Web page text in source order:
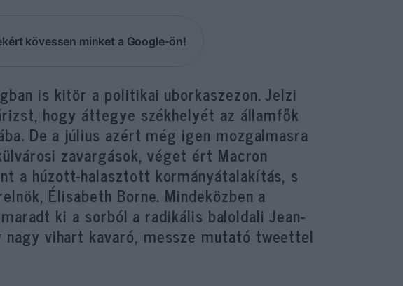
kövessen minket a Google-ön!
is kitör a politikai uborkaszezon. Jelzi
hogy áttegye székhelyét az államfők
De a július azért még igen mozgalmasra
zavargások, véget ért Macron
a húzott-halasztott kormányátalakítás, s
Élisabeth Borne. Mindeközben a
ki a sorból a radikális baloldali Jean-
nagy vihart kavaró, messze mutató tweettel